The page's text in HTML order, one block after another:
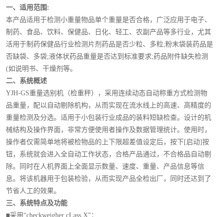
一、适用范围 :
本产品适用于检测小重量物品单个重量是否合格，广泛应用于电子、
制药、食品、饮料、保健品、日化、轻工、农副产品等多行业，尤其
活用于制药保健品行业检测片剂药品是否少粒、多粒;粉末袋装药品是
否缺袋、多袋;液体状药品重量是否达到标准要求;药品附件缺失检测
(如说明书、干燥剂等。
二、系统概述
YJH-GS重量选别机（检重秤），采用连续动态自动称重方式检测物
品重量，配以自动剔除机构，从而实现在流水线上的高速、高精度的
重量检测及分选。适用于小包装行业成品的装料短缺检查。设计的机
械结构及操作界面，非常方便使用者操作及数据管理统计。使用时，
操作者仅需简单地将被检物品的上下限超差值设定后，按下 [启动]按
钮，系统就会进入全自动工作状态，合格产品通过，不合格品自动剔
除。同时在人机界面上全面显示数量、速度、重量、产品信息等信
息。将该机器用于包装检验，从而实现产品全检出厂，同时还达到了
节省人工的效果。
三、系统特点及功能
■采用“checkweigher cLass X”；